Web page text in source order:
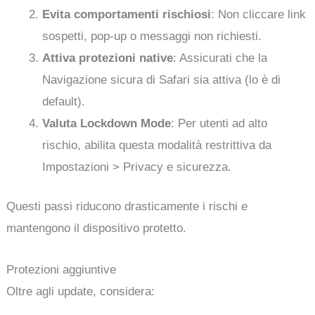
Evita comportamenti rischiosi: Non cliccare link
sospetti, pop-up o messaggi non richiesti.
Attiva protezioni native: Assicurati che la
Navigazione sicura di Safari sia attiva (lo è di
default).
Valuta Lockdown Mode: Per utenti ad alto
rischio, abilita questa modalità restrittiva da
Impostazioni > Privacy e sicurezza.
Questi passi riducono drasticamente i rischi e
mantengono il dispositivo protetto.
Protezioni aggiuntive
Oltre agli update, considera: